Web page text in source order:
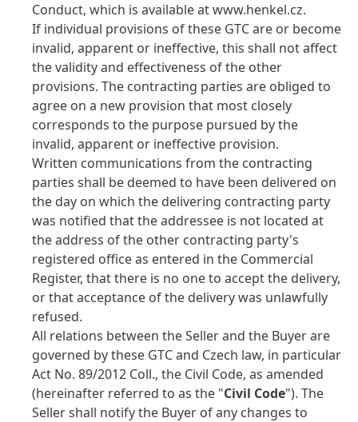
Conduct, which is available at www.henkel.cz.
If individual provisions of these GTC are or become
invalid, apparent or ineffective, this shall not affect
the validity and effectiveness of the other
provisions. The contracting parties are obliged to
agree on a new provision that most closely
corresponds to the purpose pursued by the
invalid, apparent or ineffective provision.
Written communications from the contracting
parties shall be deemed to have been delivered on
the day on which the delivering contracting party
was notified that the addressee is not located at
the address of the other contracting party's
registered office as entered in the Commercial
Register, that there is no one to accept the delivery,
or that acceptance of the delivery was unlawfully
refused.
All relations between the Seller and the Buyer are
governed by these GTC and Czech law, in particular
Act No. 89/2012 Coll., the Civil Code, as amended
(hereinafter referred to as the "Civil Code"). The
Seller shall notify the Buyer of any changes to